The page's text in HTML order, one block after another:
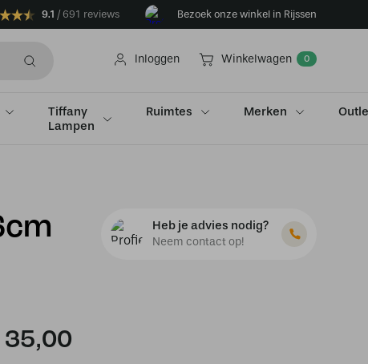
9.1 691 reviews Bezoek onze winkel in Rijssen
Inloggen Winkelwagen 0
Tiffany
Lampen
Ruimtes Merken
Heb je advies nodig?
Neem contact op!
Oorspronkelijke
35,00Huidige